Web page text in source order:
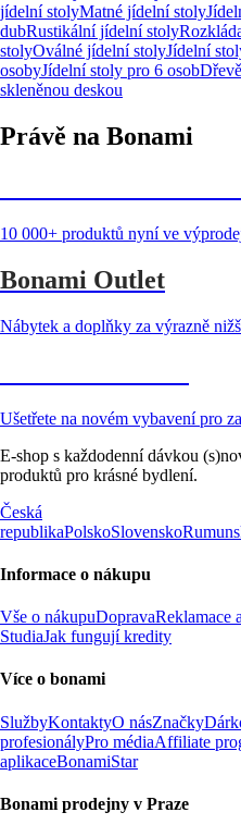
jídelní stolyMatné jídelní stoly
dubRustikální jídelní stoly
stolyOválné jídelní stolyJídelní
osobyJídelní stoly pro 6 osob
skleněnou deskou
Právě na Bonami
10 000+ produktů nyní ve
Bonami Outlet
Nábytek a doplňky za výrazně
Ušetřete na novém vybavení pro
E-shop s každodenní dávkou
produktů pro krásné bydlení.
Česká
republikaPolskoSlovensko
Informace o nákupu
Vše o nákupuDopravaReklamace
StudiaJak fungují kredity
Více o bonami
SlužbyKontaktyO násZnačky
profesionályPro médiaAffiliate
aplikaceBonamiStar
Bonami prodejny v Praze